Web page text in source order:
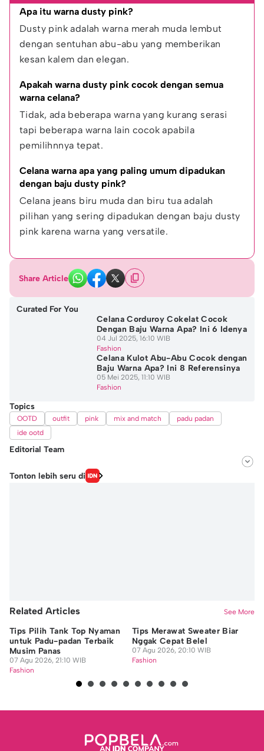
Apa itu warna dusty pink?
Dusty pink adalah warna merah muda lembut
dengan sentuhan abu-abu yang memberikan
kesan kalem dan elegan.
Apakah warna dusty pink cocok dengan semua
warna celana?
Tidak, ada beberapa warna yang kurang serasi
tapi beberapa warna lain cocok apabila
pemilihnnya tepat.
Celana warna apa yang paling umum dipadukan
dengan baju dusty pink?
Celana jeans biru muda dan biru tua adalah
pilihan yang sering dipadukan dengan baju dusty
pink karena warna yang versatile.
Share Article
Curated For You
Celana Corduroy Cokelat Cocok
Dengan Baju Warna Apa? Ini 6 Idenya
04 Jul 2025, 16:10 WIB
Fashion
Celana Kulot Abu-Abu Cocok dengan
Baju Warna Apa? Ini 8 Referensinya
05 Mei 2025, 11:10 WIB
Fashion
Topics
OOTD outfit pink mix and match
padu padan
ide ootd
Editorial Team
Editor
Tonton lebih seru di
Related Articles See More
Tips Pilih Tank Top Nyaman
untuk Padu-padan Terbaik
Musim Panas
07 Agu 2026, 21:10 WIB
Fashion
Tips Merawat Sweater Biar
Nggak Cepat Belel
07 Agu 2026, 20:10 WIB
Fashion